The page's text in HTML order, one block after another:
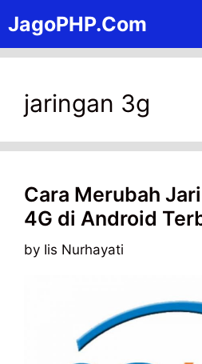
to
content
JagoPHP.Com
jaringan 3g
Cara Merubah
4G di Android
by Iis Nurhayati